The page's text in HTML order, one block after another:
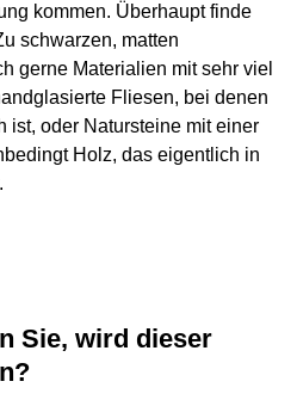
kommen. Überhaupt finde
schwarzen, matten
gerne Materialien mit sehr viel
Fliesen, bei denen
ist, oder Natursteine mit einer
Holz, das eigentlich in
Sie, wird dieser